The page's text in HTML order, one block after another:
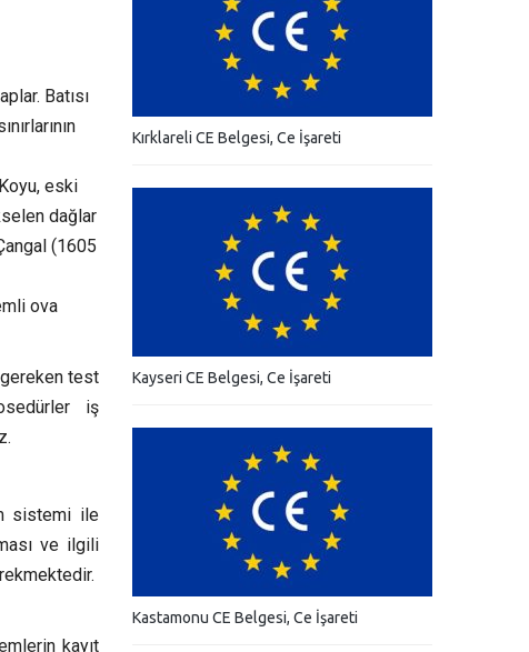
Batısı
eski
dağlar
(1605
ova
test
iş
sistemi ile
ve ilgili
kayıt
Kırklareli CE Belgesi, Ce İşareti
Kayseri CE Belgesi, Ce İşareti
Kastamonu CE Belgesi, Ce İşareti